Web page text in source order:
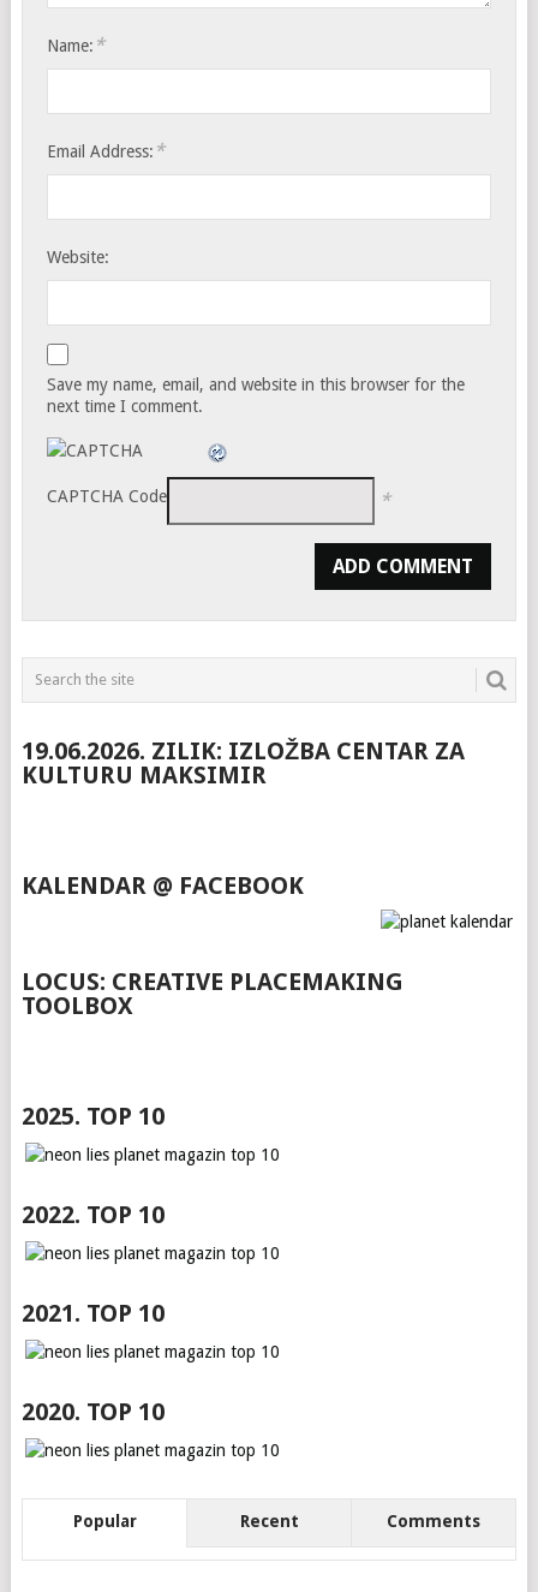
Name: *
Email Address: *
Website:
Save my name, email, and website in this browser for the
next time I comment.
CAPTCHA Code *
19.06.2026. ZILIK: IZLOŽBA CENTAR ZA
KULTURU MAKSIMIR
KALENDAR @ FACEBOOK
LOCUS: CREATIVE PLACEMAKING
TOOLBOX
2025. TOP 10
2022. TOP 10
2021. TOP 10
2020. TOP 10
Popular Recent Comments